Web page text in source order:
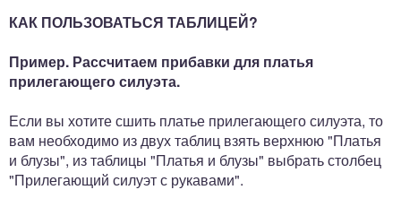
КАК ПОЛЬЗОВАТЬСЯ ТАБЛИЦЕЙ?
Пример. Рассчитаем прибавки для платья
прилегающего силуэта.
Если вы хотите сшить платье прилегающего силуэта, то
вам необходимо из двух таблиц взять верхнюю "Платья
и блузы", из таблицы "Платья и блузы" выбрать столбец
"Прилегающий силуэт с рукавами".